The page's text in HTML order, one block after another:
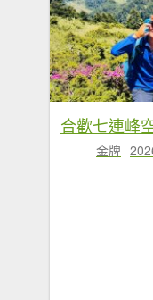
合歡七連峰
金牌